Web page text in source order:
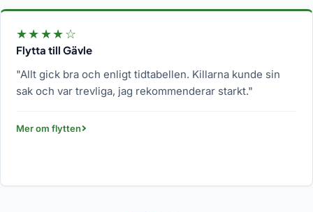
★★★★☆
Flytta till Gävle
"Allt gick bra och enligt tidtabellen. Killarna kunde sin
sak och var trevliga, jag rekommenderar starkt."
Mer om flytten